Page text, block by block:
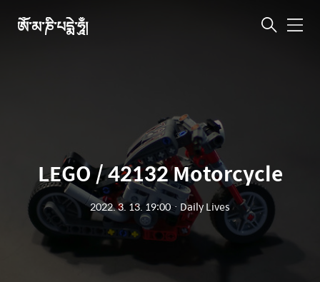
ཨོཾ་མ་ཎི་པདྨེ་ཧཱུྃ། 메
LEGO / 42132 Motorcycle
2022. 3. 13. 19:00ㆍ Daily Lives